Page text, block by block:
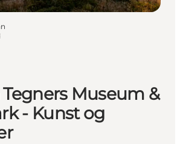
Museum &
- Kunst og